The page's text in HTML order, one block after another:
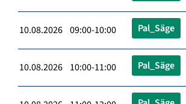
10.08.2026 09:00-10:00 Pal_Säge
10.08.2026 10:00-11:00 Pal_Säge